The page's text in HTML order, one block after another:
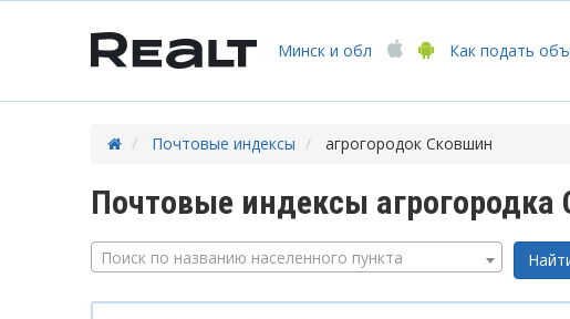
Минск и обл Как подать
Почтовые индексы агрогородок Сковшин
Почтовые индексы агрогородка
Поиск по названию населенного пункта